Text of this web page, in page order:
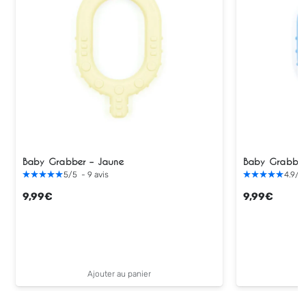
Baby Grabber – Jaune
5/5 - 9 avis
9,99€
Ajouter au panier
Baby
4.9/
9,99€